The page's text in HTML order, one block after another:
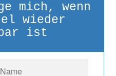
mich, wenn
wieder
ist